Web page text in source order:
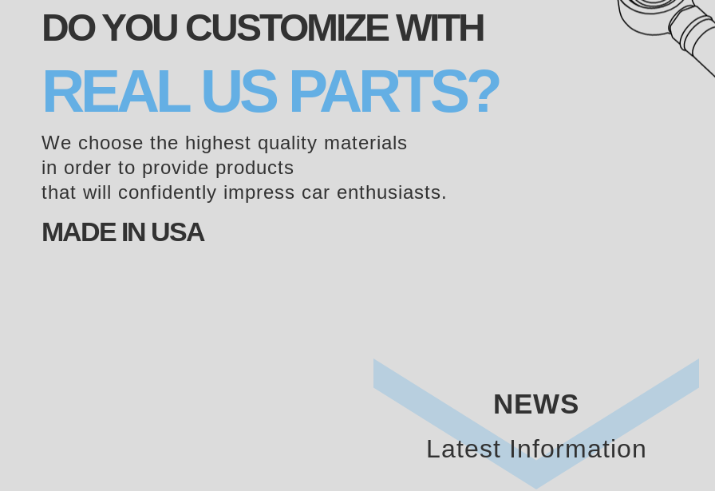
DO YOU CUSTOMIZE WITH
REAL US PARTS?
We choose the highest quality materials
in order to provide products
that will confidently impress car enthusiasts.
MADE IN USA
NEWS
Latest Information